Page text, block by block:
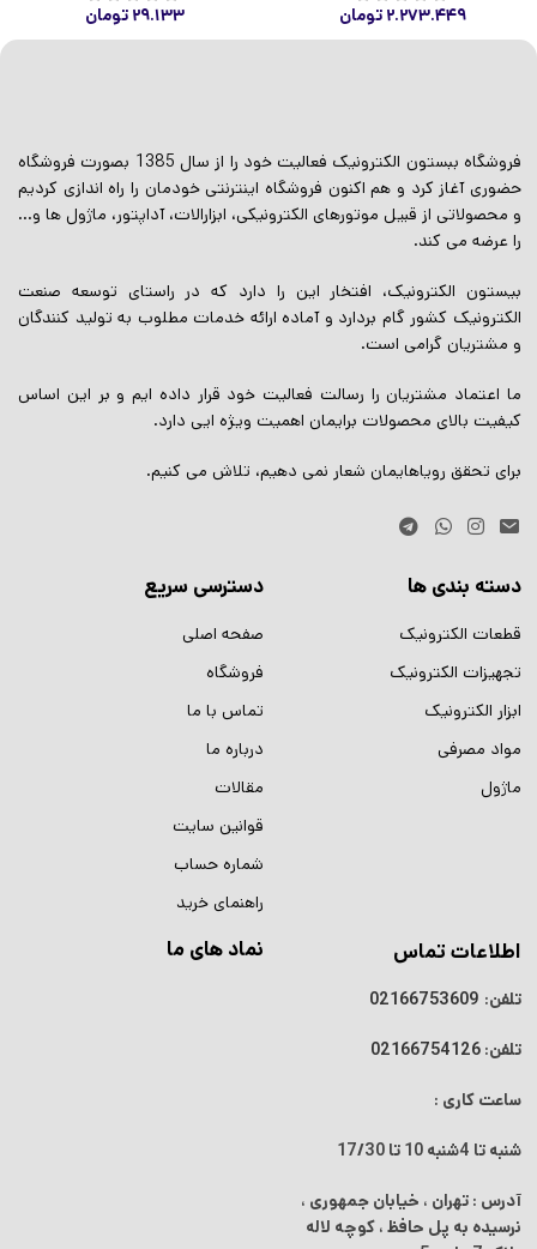
۲.۲۷۳.۴۴۹ تومان ۲۹.۱۳۳ تومان
فروشگاه ببستون الکترونیک فعالیت خود را از سال 1385 بصورت فروشگاه
حضوری آغاز کرد و هم اکنون فروشگاه اینترنتی خودمان را راه اندازی کردیم
و محصولاتی از قبیل موتورهای الکترونیکی، ابزارالات، آداپتور، ماژول ها و…
را عرضه می کند.
بیستون الکترونیک، افتخار این را دارد که در راستای توسعه صنعت
الکترونیک کشور گام بردارد و آماده ارائه خدمات مطلوب به تولید کنندگان
و مشتریان گرامی است.
ما اعتماد مشتریان را رسالت فعالیت خود قرار داده ایم و بر این اساس
کیفیت بالای محصولات برایمان اهمیت ویژه ایی دارد.
برای تحقق رویاهایمان شعار نمی دهیم، تلاش می کنیم.
دسته بندی ها
قطعات الکترونیک
تجهیزات الکترونیک
ابزار الکترونیک
مواد مصرفی
ماژول
دسترسی سریع
صفحه اصلی
فروشگاه
تماس با ما
درباره ما
مقالات
قوانین سایت
شماره حساب
راهنمای خرید
اطلاعات تماس
تلفن: 02166753609
تلفن: 02166754126
ساعت کاری :
شنبه تا 4شنبه 10 تا 17/30
آدرس : تهران ، خیابان جمهوری ،
نرسیده به پل حافظ ، کوچه لاله
نماد های ما